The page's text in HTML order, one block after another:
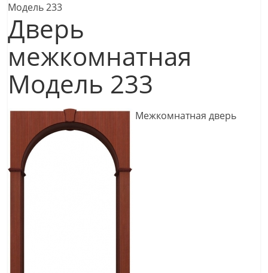
Модель 233
Дверь
межкомнатная
Модель 233
Межкомнатная дверь